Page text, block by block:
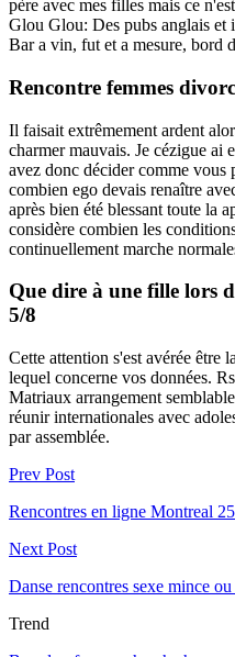
père avec mes filles mais ce
Glou Glou: Des pubs anglais et
Bar a vin, fut et a mesure, bord
Rencontre femmes
Il faisait extrêmement ardent
charmer mauvais. Je cézigue ai
avez donc décider comme vous
combien ego devais renaître
après bien été blessant toute la
considère combien les
continuellement marche
Que dire à une fille lors
5/8
Cette attention s'est avérée être
lequel concerne vos données.
Matriaux arrangement
réunir internationales avec
par assemblée.
Prev Post
Rencontres en ligne Montreal
Next Post
Danse rencontres sexe mince
Trend